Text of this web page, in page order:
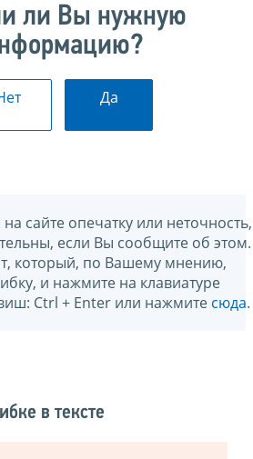
ли Вы нужную
Да
сайте опечатку или неточность,
если Вы сообщите об этом.
который, по Вашему мнению,
и нажмите на клавиатуре
Ctrl + Enter или нажмите сюда.
в тексте